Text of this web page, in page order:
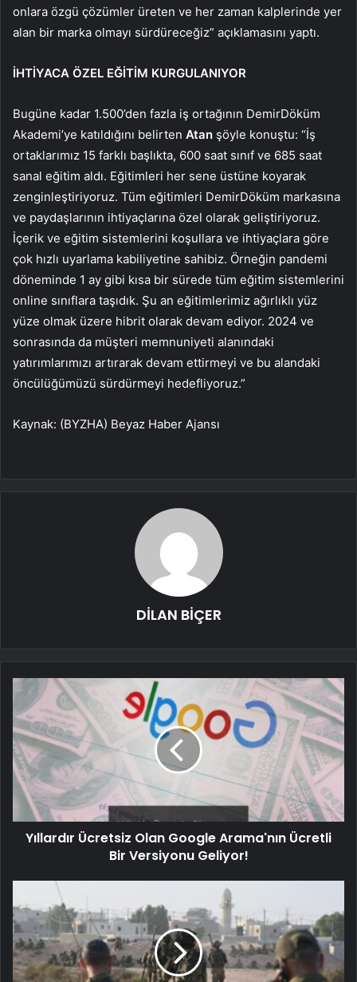
onlara özgü çözümler üreten ve her zaman kalplerinde yer
alan bir marka olmayı sürdüreceğiz” açıklamasını yaptı.
İHTİYACA ÖZEL EĞİTİM KURGULANIYOR
Bugüne kadar 1.500’den fazla iş ortağının DemirDöküm
Akademi’ye katıldığını belirten Atan şöyle konuştu: “İş
ortaklarımız 15 farklı başlıkta, 600 saat sınıf ve 685 saat
sanal eğitim aldı. Eğitimleri her sene üstüne koyarak
zenginleştiriyoruz. Tüm eğitimleri DemirDöküm markasına
ve paydaşlarının ihtiyaçlarına özel olarak geliştiriyoruz.
İçerik ve eğitim sistemlerini koşullara ve ihtiyaçlara göre
çok hızlı uyarlama kabiliyetine sahibiz. Örneğin pandemi
döneminde 1 ay gibi kısa bir sürede tüm eğitim sistemlerini
online sınıflara taşıdık. Şu an eğitimlerimiz ağırlıklı yüz
yüze olmak üzere hibrit olarak devam ediyor. 2024 ve
sonrasında da müşteri memnuniyeti alanındaki
yatırımlarımızı artırarak devam ettirmeyi ve bu alandaki
öncülüğümüzü sürdürmeyi hedefliyoruz.”
Kaynak: (BYZHA) Beyaz Haber Ajansı
DİLAN BİÇER
Yıllardır Ücretsiz Olan Google Arama'nın Ücretli
Bir Versiyonu Geliyor!